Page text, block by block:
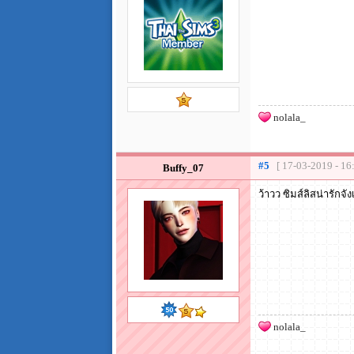
nolala_
Buffy_07 #5 [ 17-03-2019 -
ว้าวว ซิมส์ลิสน่ารักจัง
nolala_